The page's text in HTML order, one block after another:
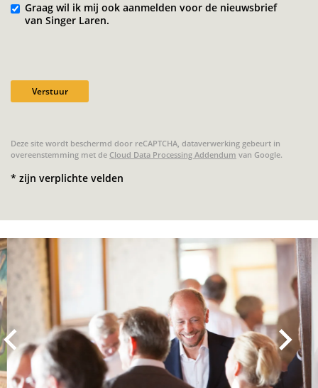
Graag wil ik mij ook aanmelden voor de nieuwsbrief
van Singer Laren.
Verstuur
Deze site wordt beschermd door reCAPTCHA, dataverwerking gebeurt in
overeenstemming met de Cloud Data Processing Addendum van Google.
* zijn verplichte velden
Overslaan